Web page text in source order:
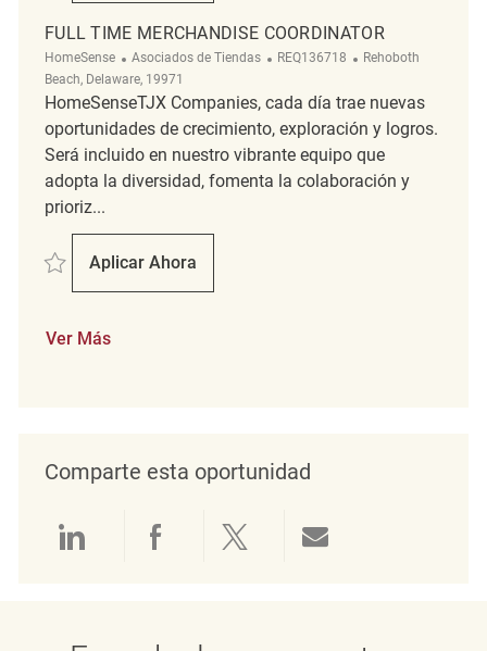
FULL TIME MERCHANDISE COORDINATOR
HomeSense Categoría
Asociados de Tiendas ReqId
REQ136718 Ubicación
Rehoboth
Beach, Delaware, 19971
HomeSenseTJX Companies, cada día trae nuevas
oportunidades de crecimiento, exploración y logros.
Será incluido en nuestro vibrante equipo que
adopta la diversidad, fomenta la colaboración y
prioriz...
Salvar full time merchandise coordinator REQ136718
Aplicar Ahora
Full Time Merchandise Coordinator
Ver Más
Comparte esta oportunidad
Compartir a través de LinkedIn
Compartir a través de
Compartir a través